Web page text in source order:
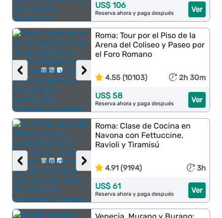
Ver
US$ 106
Reserva ahora y paga después
›
‹
Roma: Tour por el Piso de la
Arena del Coliseo y Paseo por
el Foro Romano
4.55 (10103) 2h 30m
Ver
US$ 58
Reserva ahora y paga después
›
‹
Roma: Clase de Cocina en
Navona con Fettuccine,
Ravioli y Tiramisú
4.91 (9194) 3h
Ver
US$ 61
Reserva ahora y paga después